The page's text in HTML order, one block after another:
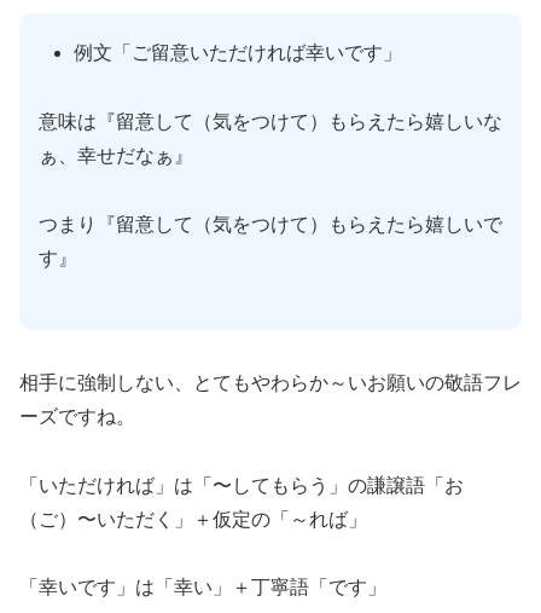
例文「ご留意いただければ幸いです」
意味は『留意して（気をつけて）もらえたら嬉しいな
ぁ、幸せだなぁ』
つまり『留意して（気をつけて）もらえたら嬉しいで
す』
相手に強制しない、とてもやわらか～いお願いの敬語フレ
ーズですね。
「いただければ」は「〜してもらう」の謙譲語「お
（ご）〜いただく」＋仮定の「～れば」
「幸いです」は「幸い」＋丁寧語「です」